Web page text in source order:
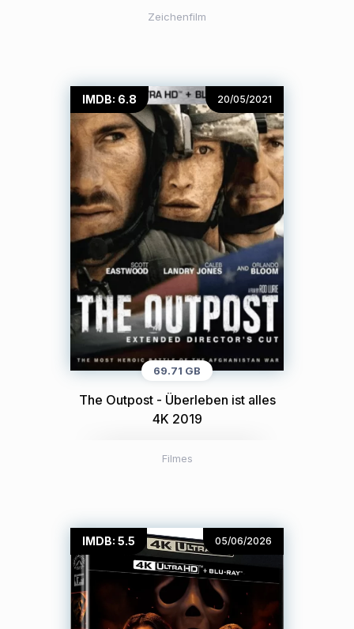
Zeichenfilm
IMDB: 6.8 20/05/2021
69.71 GB
The Outpost - Überleben ist alles
4K 2019
Filmes
IMDB: 5.5 05/06/2026